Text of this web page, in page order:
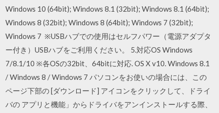
Windows 10 (64bit); Windows 8.1 (32bit); Windows 8.1 (64bit);
Windows 8 (32bit); Windows 8 (64bit); Windows 7 (32bit);
Windows 7 ※USBハブでの使用はセルフパワー（電源アダプタ
ー付き）USBハブをご利用ください。 5.対応OS Windows
7/8.1/10 ※各OSの32bit、64bitに対応. OS X v10. Windows 8.1
/ Windows 8 / Windows 7 パソコンをお使いの場合には、この
ページ下部の [ダウンロード] アイコンをクリックして、ドライ
バの アプリと機能」からドライバをアンインストールする際、